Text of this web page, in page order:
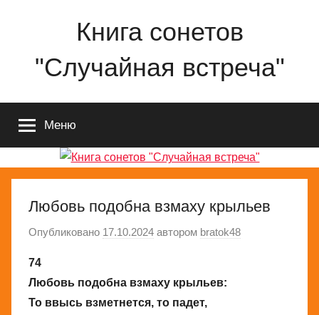
Книга сонетов
"Случайная встреча"
любви
и
Николая
Меню
Любовь подобна взмаху крыльев
Опубликовано 17.10.2024 автором bratok48
74
Любовь подобна взмаху крыльев:
То ввысь взметнется, то падет,